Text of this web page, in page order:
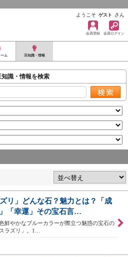
ようこそ ゲスト さん
会員登録 会員ログイン
ーム 豆知識・情報
知識・情報を検索
リ」どんな石？魅力とは？「成
「幸運」その宝石言…
鮮やかなブルーカラーが際立つ魅惑の宝石の
ラズリ」。1…